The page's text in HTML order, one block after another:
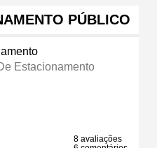
PÚBLICO
Estacionamento
8 avaliações